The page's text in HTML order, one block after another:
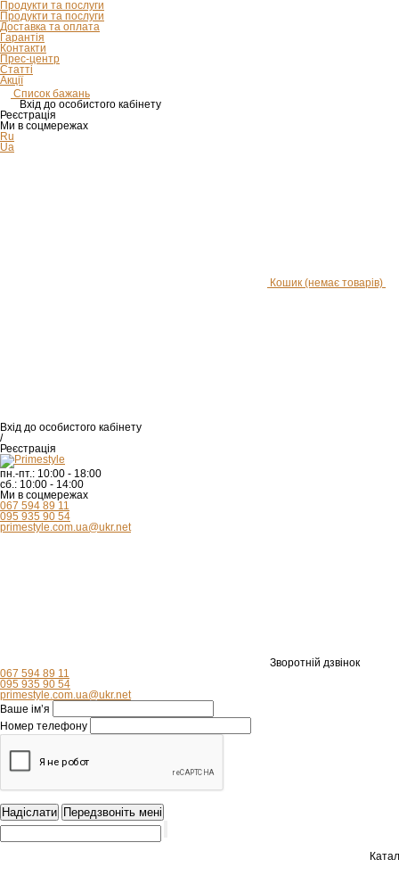
Продукти та послуги
Продукти та послуги
Доставка та оплата
Гарантія
Контакти
Прес-центр
Статті
Акції
Список бажань
Вхід до особистого кабінету
Реєстрація
Ми в соцмережах
Ru
Ua
Кошик (немає товарів)
Вхід до особистого кабінету
/
Реєстрація
пн.-пт.: 10:00 - 18:00
сб.: 10:00 - 14:00
Ми в соцмережах
067 594 89 11
095 935 90 54
primestyle.com.ua@ukr.net
Зворотній дзвінок
067 594 89 11
095 935 90 54
primestyle.com.ua@ukr.net
Ваше ім’я
Номер телефону